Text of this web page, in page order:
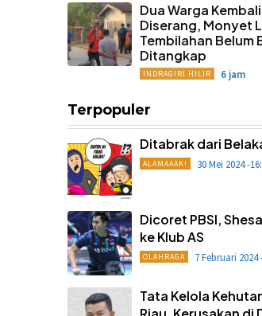
Dua Warga Kembali
Diserang, Monyet
Tembilahan Belum
Ditangkap
INDRAGIRI HILIR 6 jam
Terpopuler
Ditabrak dari
ALAMAAAK! 30 Mei 2024 -
Dicoret PBSI,
ke Klub AS
OLAHRAGA 7 Februari 2024
Tata Kelola